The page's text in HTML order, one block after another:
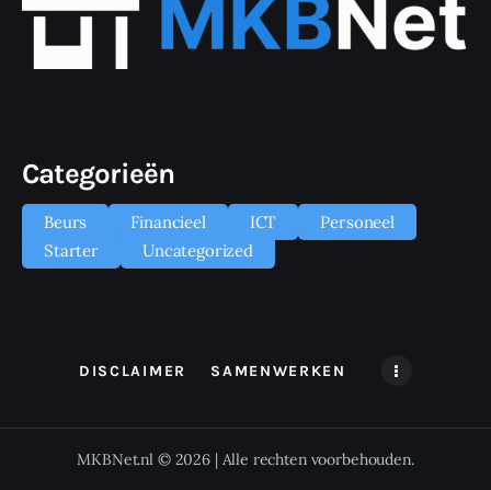
Categorieën
Beurs Financieel ICT
Personeel
Starter
Uncategorized
DISCLAIMER SAMENWERKEN
MKBNet.nl © 2026 | Alle rechten voorbehouden.